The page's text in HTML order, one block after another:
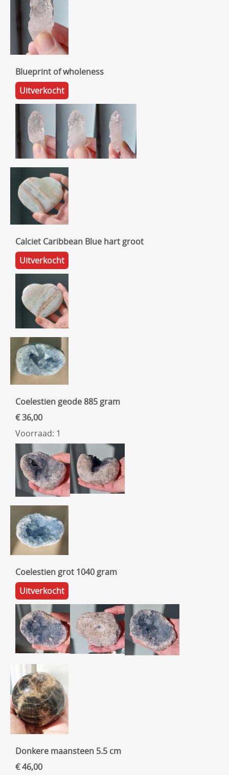
Blueprint of wholeness
Uitverkocht
Calciet Caribbean Blue hart groot
Uitverkocht
Coelestien geode 885 gram
€ 36,00
Voorraad: 1
Coelestien grot 1040 gram
Uitverkocht
Donkere maansteen 5.5 cm
€ 46,00